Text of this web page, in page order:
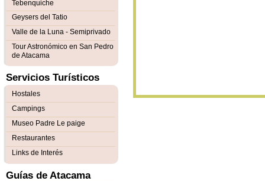
Tebenquiche
Geysers del Tatio
Valle de la Luna - Semiprivado
Tour Astronómico en San Pedro
de Atacama
Servicios Turísticos
Hostales
Campings
Museo Padre Le paige
Restaurantes
Links de Interés
Guías de Atacama